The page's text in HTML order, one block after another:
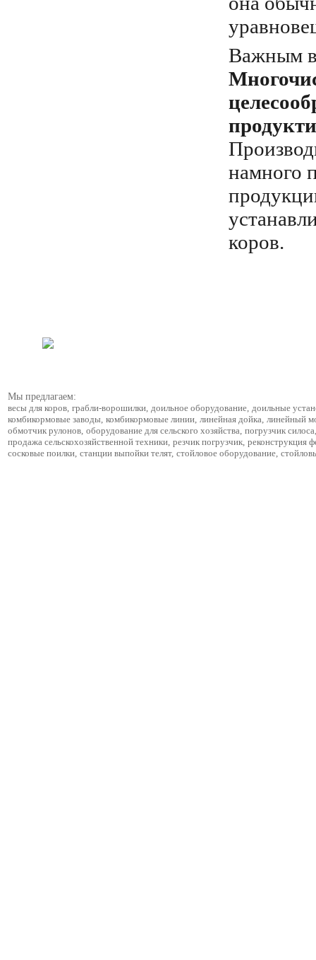
Важным в
намного
коров.
Мы предлагаем:
весы для коров, грабли-ворошилки, доильное оборудование, доильные
комбикормовые заводы, комбикормовые линии, линейная дойка, линейный
обмотчик рулонов, оборудование для сельского хозяйства, погрузчик силоса,
продажа сельскохозяйственной техники, резчик погрузчик, реконструкция
сосковые поилки, станции выпойки телят, стойловое оборудование,